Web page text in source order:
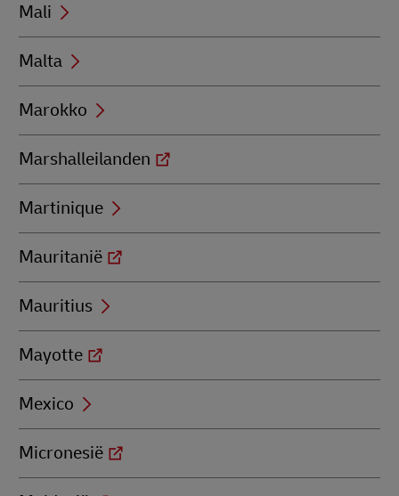
Mali
Malta
Marokko
Marshalleilanden
Martinique
Mauritanië
Mauritius
Mayotte
Mexico
Micronesië